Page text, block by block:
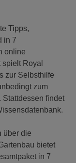
Tipps,
in 7
online
Royal
zur Selbsthilfe
zum
Stattdessen findet
über die
bietet
in 7